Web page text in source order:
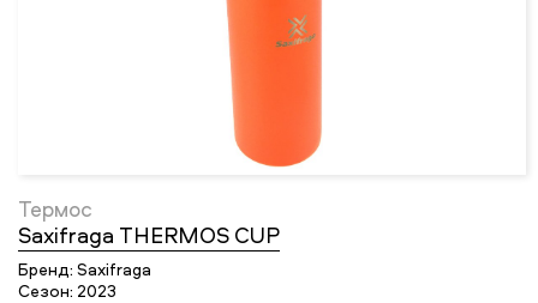
Термос
Saxifraga THERMOS CUP
Бренд: Saxifraga
Сезон: 2023